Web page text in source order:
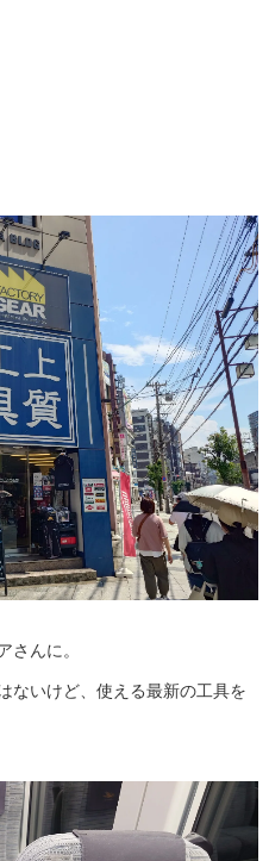
さんに。
ないけど、使える最新の工具を